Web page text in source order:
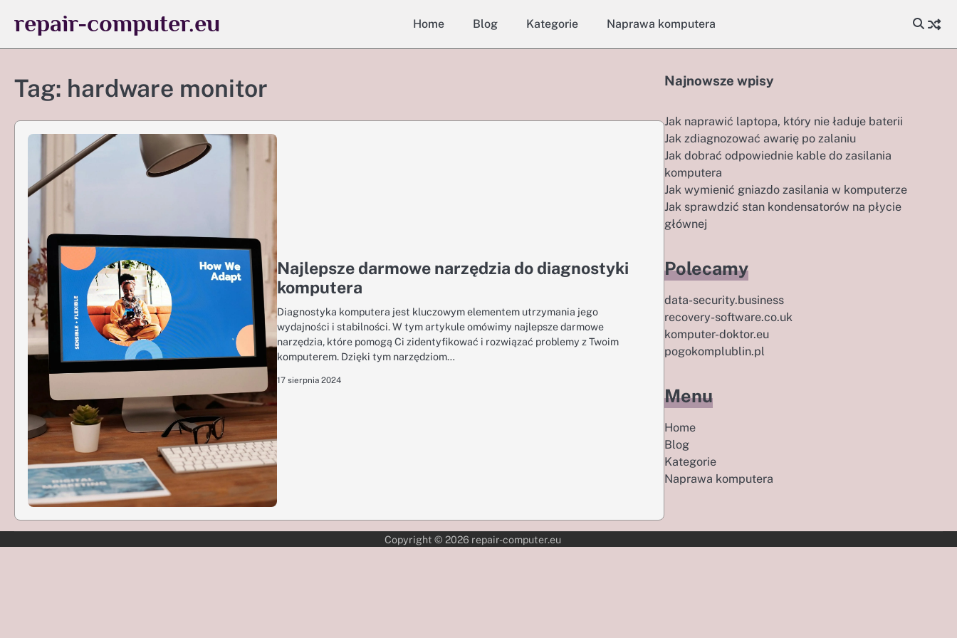
repair-computer.eu Home Blog Kategorie Naprawa komputera
Tag: hardware monitor
Najlepsze darmowe narzędzia do diagnostyki
komputera
Diagnostyka komputera jest kluczowym elementem utrzymania jego
wydajności i stabilności. W tym artykule omówimy najlepsze darmowe
narzędzia, które pomogą Ci zidentyfikować i rozwiązać problemy z Twoim
komputerem. Dzięki tym narzędziom…
17 sierpnia 2024
Najnowsze wpisy
Jak naprawić laptopa, który nie ładuje baterii
Jak zdiagnozować awarię po zalaniu
Jak dobrać odpowiednie kable do zasilania
komputera
Jak wymienić gniazdo zasilania w komputerze
Jak sprawdzić stan kondensatorów na płycie
głównej
Polecamy
data-security.business
recovery-software.co.uk
komputer-doktor.eu
pogokomplublin.pl
Menu
Home
Blog
Kategorie
Naprawa komputera
Copyright © 2026 repair-computer.eu